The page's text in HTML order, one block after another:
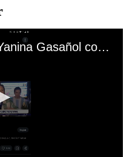
El mal momento de Yanina Gasañol con un hincha argentino en "Subrayado"